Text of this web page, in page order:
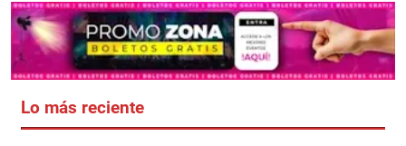
Lo más reciente